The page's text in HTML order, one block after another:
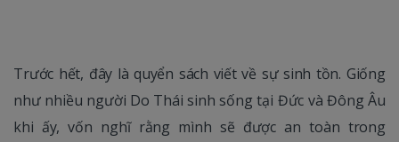
Trước hết, đây là quyển sách viết về sự sinh tồn. Giống
như nhiều người Do Thái sinh sống tại Đức và Đông Âu
khi ấy, vốn nghĩ rằng mình sẽ được an toàn trong